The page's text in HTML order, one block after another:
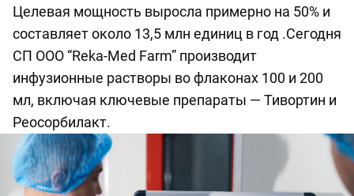
Целевая мощность выросла примерно на 50% и
составляет около 13,5 млн единиц в год .Сегодня
СП ООО “Reka-Med Farm” производит
инфузионные растворы во флаконах 100 и 200
мл, включая ключевые препараты — Тивортин и
Реосорбилакт.